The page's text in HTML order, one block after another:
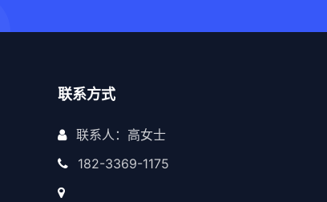
联系方式
联系人：高女士
182-3369-1175